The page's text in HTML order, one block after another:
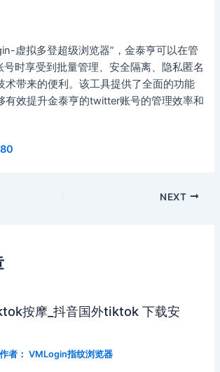
虚拟多登超级浏览器”，金泰亨可以在管
时享受到批量管理、安全隔离、隐私匿名
术带来的便利。该工具提供了全面的功能
有效提升金泰亨的twitter账号的管理效率和
80
NEXT
按摩_抖音国外tiktok 下载安
者： VMLogin指纹浏览器